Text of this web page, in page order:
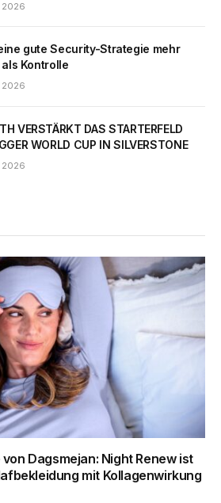
2026
gute Security-Strategie mehr
Kontrolle
2026
VERSTÄRKT DAS STARTERFELD
WORLD CUP IN SILVERSTONE
2026
Dagsmejan: Night Renew ist
mit Kollagenwirkung